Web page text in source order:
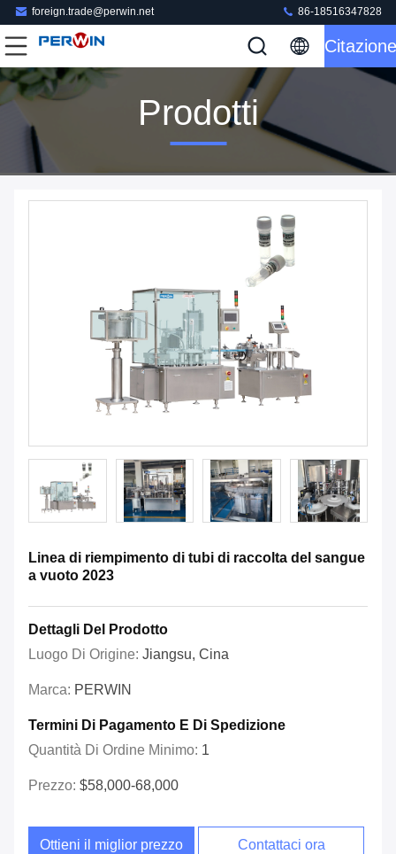
foreign.trade@perwin.net 86-18516347828
Citazione
Prodotti
Linea di riempimento di tubi di raccolta del sangue
a vuoto 2023
Dettagli Del Prodotto
Luogo Di Origine: Jiangsu, Cina
Marca: PERWIN
Termini Di Pagamento E Di Spedizione
Quantità Di Ordine Minimo: 1
Prezzo: $58,000-68,000
Ottieni il miglior prezzo Contattaci ora